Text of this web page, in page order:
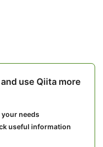
use Qiita more
needs
useful information